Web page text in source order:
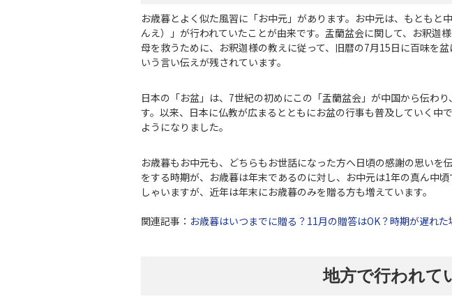
お歳暮とよく似た風習に「お中元」があります。お中元は、もとも
んえ）」が行われていたことが由来です。盂蘭盆会に関して、お釈迦
母を救うために、お釈迦様の教えに従って、旧暦の7月15日に百味を
いう言い伝えが残されています。
日本の「お盆」は、7世紀の初めにこの「盂蘭盆会」が中国から伝わ
す。以来、日本に仏教が広まるとともにお盆の行事も普及していく中
ようになりました。
お歳暮もお中元も、どちらもお世話になった方へ日頃の感謝の思い
をする時期が、お歳暮は年末であるのに対し、お中元は1年の真ん中
しゃいますが、近年は年末にお歳暮のみを贈る方も増えています。
関連記事： お歳暮はいつまでに贈る？11月の贈答はOK？時期が遅れた
地方で行われて